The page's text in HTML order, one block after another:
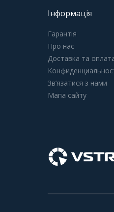
Інформація
Гарантія
Про нас
Доставка та
Зв’язатися з нами
Мапа сайту